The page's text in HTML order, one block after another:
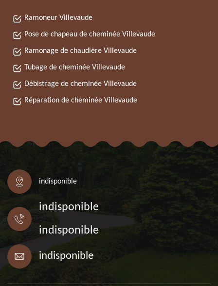
Ramoneur Villevaude
Pose de chapeau de cheminée Villevaude
Ramonage de chaudière Villevaude
Tubage de cheminée Villevaude
Débistrage de cheminée Villevaude
Réparation de cheminée Villevaude
indisponible
indisponible
indisponible
indisponible